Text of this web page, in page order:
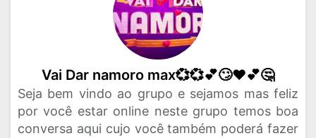
Vai Dar namoro max💞💞💕🙄♥️💕🤔
Seja bem vindo ao grupo e sejamos mas feliz
por você estar online neste grupo temos boa
conversa aqui cujo você também poderá fazer